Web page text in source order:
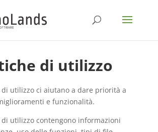
di utilizzo
di utilizzo ci aiutano a dare priorità a
e funzionalità.
di utilizzo contengono informazioni